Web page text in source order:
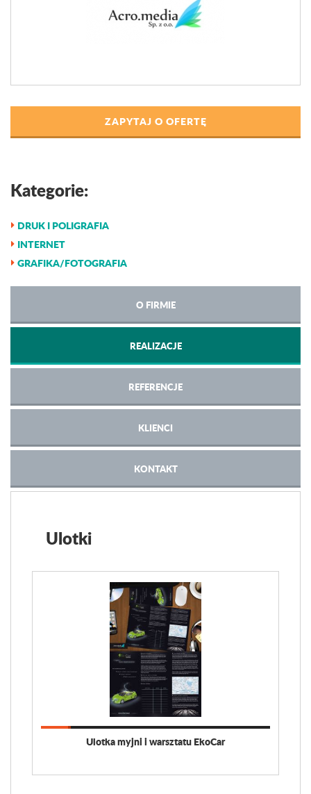
ZAPYTAJ O OFERTĘ
Kategorie:
DRUK I POLIGRAFIA
INTERNET
GRAFIKA/FOTOGRAFIA
O FIRMIE
REALIZACJE
REFERENCJE
KLIENCI
KONTAKT
Ulotki
Ulotka myjni i warsztatu EkoCar